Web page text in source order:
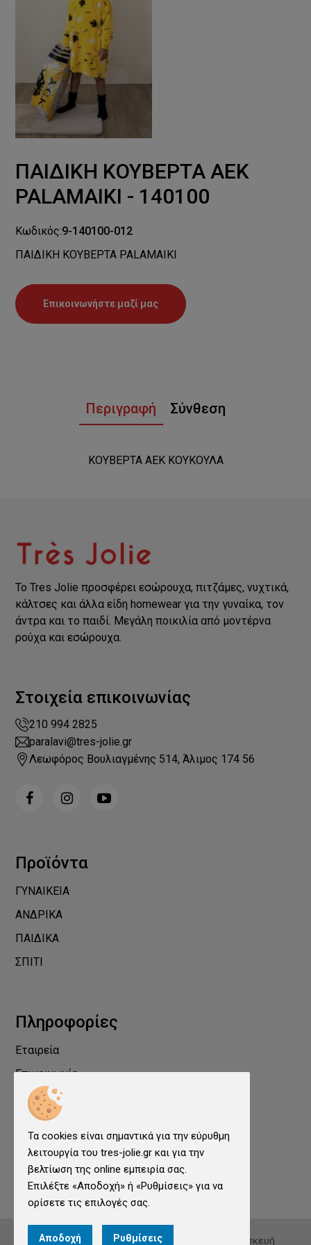
ΠΑΙΔΙΚH ΚΟΥΒΕΡΤΑ AEK
PALAMAIKI - 140100
Κωδικός:9-140100-012
ΠΑΙΔΙΚH ΚΟΥΒΕΡΤΑ PALAMAIKI
Επικοινωνήστε μαζί μας
Περιγραφή Σύνθεση
ΚΟΥΒΕΡΤΑ ΑΕΚ ΚΟΥΚΟΥΛΑ
Το Tres Jolie προσφέρει εσώρουχα, πιτζάμες, νυχτικά,
κάλτσες και άλλα είδη homewear για την γυναίκα, τον
άντρα και το παιδί. Μεγάλη ποικιλία από μοντέρνα
ρούχα και εσώρουχα.
Στοιχεία επικοινωνίας
210 994 2825
paralavi@tres-jolie.gr
Λεωφόρος Βουλιαγμένης 514, Άλιμος 174 56
Προϊόντα
ΓΥΝΑΙΚΕΙΑ
ΑΝΔΡΙΚΑ
ΠΑΙΔΙΚΑ
ΣΠΙΤΙ
Πληροφορίες
Εταιρεία
Επικοινωνία
Προστασία Προσωπικών Δεδομένων
Όροι χρήσης
Ρυθμίσεις cookies
© 2026tres-jolie.gr. All rights reserved. Κατασκευή
Τα cookies είναι σημαντικά για την εύρυθμη
λειτουργία του tres-jolie.gr και για την
βελτίωση της online εμπειρία σας.
Επιλέξτε «Αποδοχή» ή «Ρυθμίσεις» για να
ορίσετε τις επιλογές σας.
Αποδοχή Ρυθμίσεις